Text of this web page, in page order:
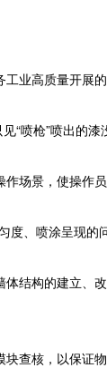
业高质量开展
“喷枪”喷出的漆
场景，使操作
度、喷涂呈现的
结构的建立、
查核，以保证